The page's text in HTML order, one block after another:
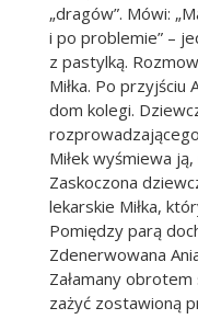
„dragów”. Mówi:
i po problemie” –
z pastylką.
Miłka. Po przyjściu
dom kolegi.
Miłek wyśmiewa
Zaskoczona
lekarskie Miłka,
Pomiędzy parą
Zdenerwowana
Załamany
zażyć zostawioną